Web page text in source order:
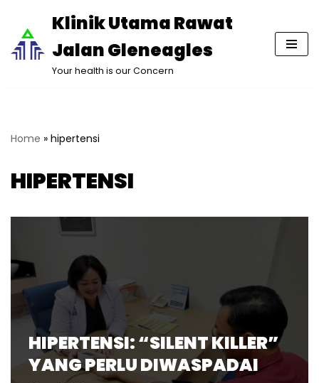
Lompat
ke
Klinik Utama Rawat
Jalan Gleneagles
Your health is our Concern
Home » hipertensi
HIPERTENSI
HIPERTENSI: “SILENT KILLER”
YANG PERLU DIWASPADAI